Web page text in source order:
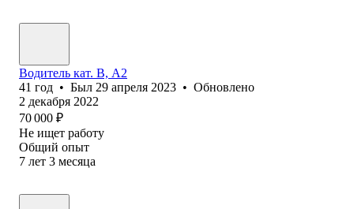
Водитель кат. В, А2
41 год • Был 29 апреля 2023 • Обновлено
2 декабря 2022
70 000 ₽
Не ищет работу
Общий опыт
7 лет 3 месяца